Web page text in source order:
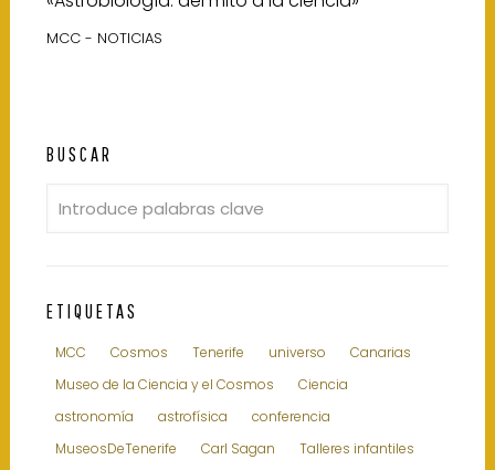
MCC - NOTICIAS
BUSCAR
ETIQUETAS
MCC Cosmos Tenerife universo
Canarias
Museo de la Ciencia y el Cosmos
Ciencia
astronomía
astrofísica
conferencia
MuseosDeTenerife
Carl Sagan
Talleres infantiles